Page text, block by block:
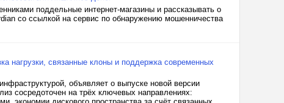
поддельные интернет-магазины и рассказывать о
со ссылкой на сервис по обнаружению мошенничества
нагрузки, связанные клоны и поддержка современных
объявляет о выпуске новой версии
сосредоточен на трёх ключевых направлениях: